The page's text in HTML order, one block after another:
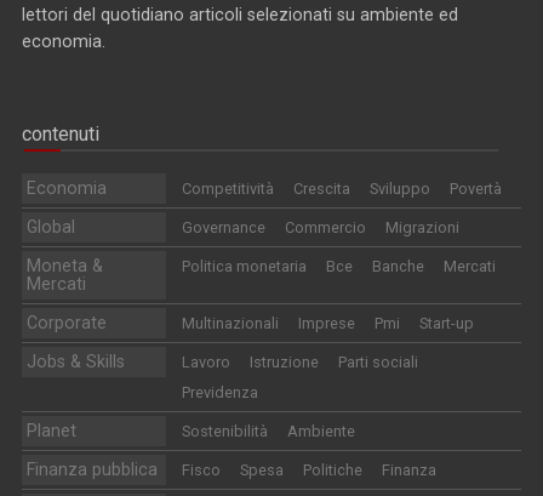
lettori del quotidiano articoli selezionati su ambiente ed
economia.
contenuti
Economia Competitività Crescita Sviluppo Povertà
Global Governance Commercio Migrazioni
Moneta &
Mercati
Politica monetaria Bce Banche Mercati
Corporate Multinazionali Imprese Pmi Start-up
Jobs & Skills Lavoro Istruzione
Parti sociali
Previdenza
Planet Sostenibilità Ambiente
Finanza pubblica Fisco Spesa Politiche Finanza